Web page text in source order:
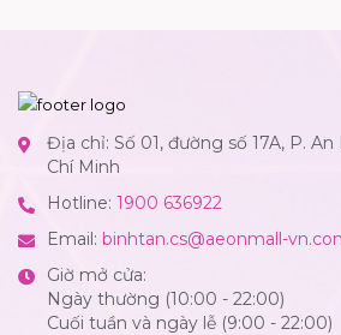
Địa chỉ: Số 01, đường số 17A, P.
Chí Minh
Hotline: 1900 636922
Email: binhtan.cs@aeonmall-
Giờ mở cửa:
Ngày thường (10:00 - 22:00)
Cuối tuần và ngày lễ (9:00 - 22:00)